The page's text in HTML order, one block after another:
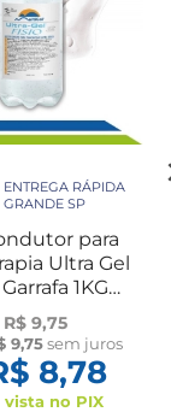
ENTREGA RÁPIDA
GRANDE SP
para
Ultra Gel
1KG
Multigel
R$ 9,75
9,75sem juros
8,78
vista no PIX